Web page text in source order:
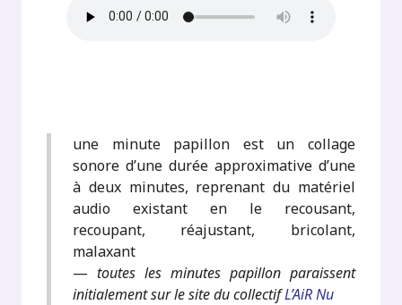
une minute papillon est un collage
sonore d’une durée approximative d’une
à deux minutes, reprenant du matériel
audio existant en le recousant,
recoupant, réajustant, bricolant,
malaxant
—toutes les minutes papillon paraissent
initialement sur le site du collectifL’AiR Nu